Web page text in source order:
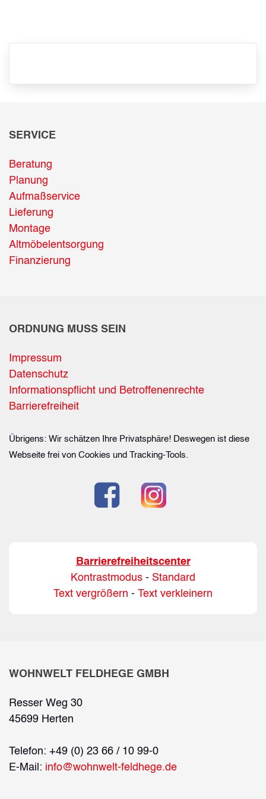
SERVICE
Beratung
Planung
Aufmaßservice
Lieferung
Montage
Altmöbelentsorgung
Finanzierung
ORDNUNG MUSS SEIN
Impressum
Datenschutz
Informationspflicht und Betroffenenrechte
Barrierefreiheit
Übrigens: Wir schätzen Ihre Privatsphäre! Deswegen ist diese
Webseite frei von Cookies und Tracking-Tools.
Barrierefreiheitscenter
Kontrastmodus - Standard
Text vergrößern - Text verkleinern
WOHNWELT FELDHEGE GMBH
Resser Weg 30
45699 Herten
Telefon: +49 (0) 23 66 / 10 99-0
E-Mail: info@wohnwelt-feldhege.de